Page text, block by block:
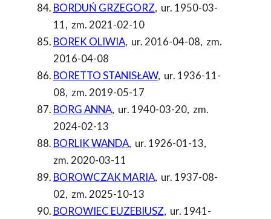
BORDUŃ GRZEGORZ, ur. 1950-03-
11, zm. 2021-02-10
BOREK OLIWIA, ur. 2016-04-08, zm.
2016-04-08
BORETTO STANISŁAW, ur. 1936-11-
08, zm. 2019-05-17
BORG ANNA, ur. 1940-03-20, zm.
2024-02-13
BORLIK WANDA, ur. 1926-01-13,
zm. 2020-03-11
BOROWCZAK MARIA, ur. 1937-08-
02, zm. 2025-10-13
BOROWIEC EUZEBIUSZ, ur. 1941-